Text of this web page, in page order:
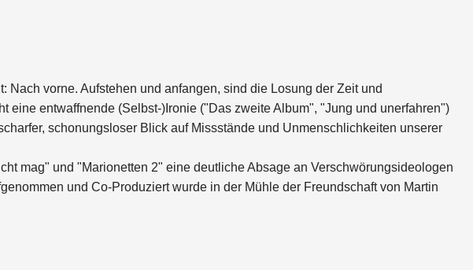
vorne. Aufstehen und anfangen, sind die Losung der Zeit und
eine entwaffnende (Selbst-)Ironie ("Das zweite Album", "Jung und unerfahren")
schonungsloser Blick auf Missstände und Unmenschlichkeiten unserer
mag" und "Marionetten 2" eine deutliche Absage an Verschwörungsideologen
und Co-Produziert wurde in der Mühle der Freundschaft von Martin